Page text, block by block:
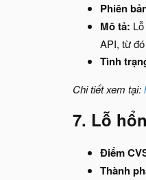
Phiên
Mô tả:
API, từ
Tình
Chi tiết xem tại:
7. Lỗ
Điểm
Thành